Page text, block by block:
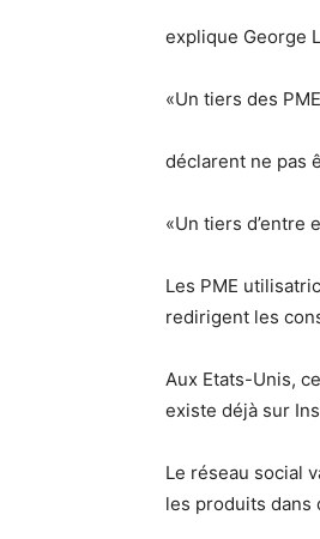
explique George
«Un tiers des
déclarent ne pas
«Un tiers d’entre
Les PME
redirigent les
Aux Etats-Unis,
existe déjà sur
Le réseau social
les produits dans